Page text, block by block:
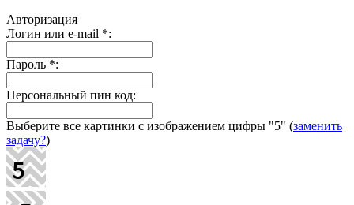
Авторизация
Логин или e-mail *:
Пароль *:
Персональный пин код:
Выберите все картинки с изображением цифры "5" (заменить
задачу?)